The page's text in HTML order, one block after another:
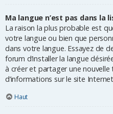
Ma langue n’est pas dans la
La raison la plus probable est
votre langue ou bien que
dans votre langue. Essayez de
forum d’installer la langue
à créer et partager une
d’informations sur le site
Haut